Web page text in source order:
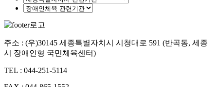
주소 : (우)30145 세종특별자치시 시청대로 591 (반곡동, 세종
시 장애인형 국민체육센터)
TEL : 044-251-5114